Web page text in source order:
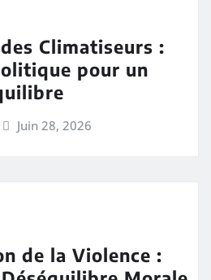
Climatiseurs :
pour un
Juin 28, 2026
de la Violence :